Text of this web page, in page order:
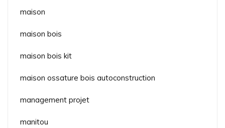
maison
maison bois
maison bois kit
maison ossature bois autoconstruction
management projet
manitou